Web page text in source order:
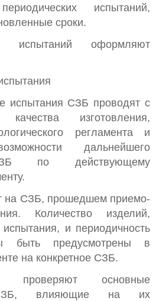
испытаний,
сроки.
испытаний оформляют
испытания СЗБ проводят с
изготовления,
регламента и
дальнейшего
по действующему
на СЗБ, прошедшем приемо-
Количество изделий,
и периодичность
быть предусмотрены в
на конкретное СЗБ.
проверяют основные
СЗБ, влияющие на их